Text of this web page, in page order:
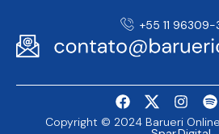
+55 11 96309-
Copyright © 2024 Barueri